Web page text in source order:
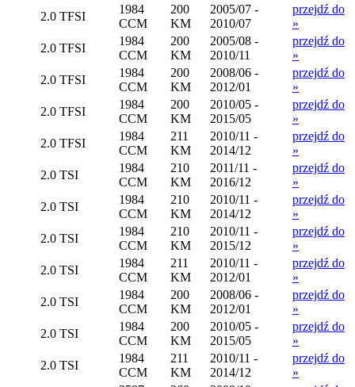
2.0 TFSI
1984
CCM
200
KM
2005/07 -
2010/07
przejdź do
»
2.0 TFSI
1984
CCM
200
KM
2005/08 -
2010/11
przejdź do
»
2.0 TFSI
1984
CCM
200
KM
2008/06 -
2012/01
przejdź do
»
2.0 TFSI
1984
CCM
200
KM
2010/05 -
2015/05
przejdź do
»
2.0 TFSI
1984
CCM
211
KM
2010/11 -
2014/12
przejdź do
»
2.0 TSI
1984
CCM
210
KM
2011/11 -
2016/12
przejdź do
»
2.0 TSI
1984
CCM
210
KM
2010/11 -
2014/12
przejdź do
»
2.0 TSI
1984
CCM
210
KM
2010/11 -
2015/12
przejdź do
»
2.0 TSI
1984
CCM
211
KM
2010/11 -
2012/01
przejdź do
»
2.0 TSI
1984
CCM
200
KM
2008/06 -
2012/01
przejdź do
»
2.0 TSI
1984
CCM
200
KM
2010/05 -
2015/05
przejdź do
»
2.0 TSI
1984
CCM
211
KM
2010/11 -
2014/12
przejdź do
»